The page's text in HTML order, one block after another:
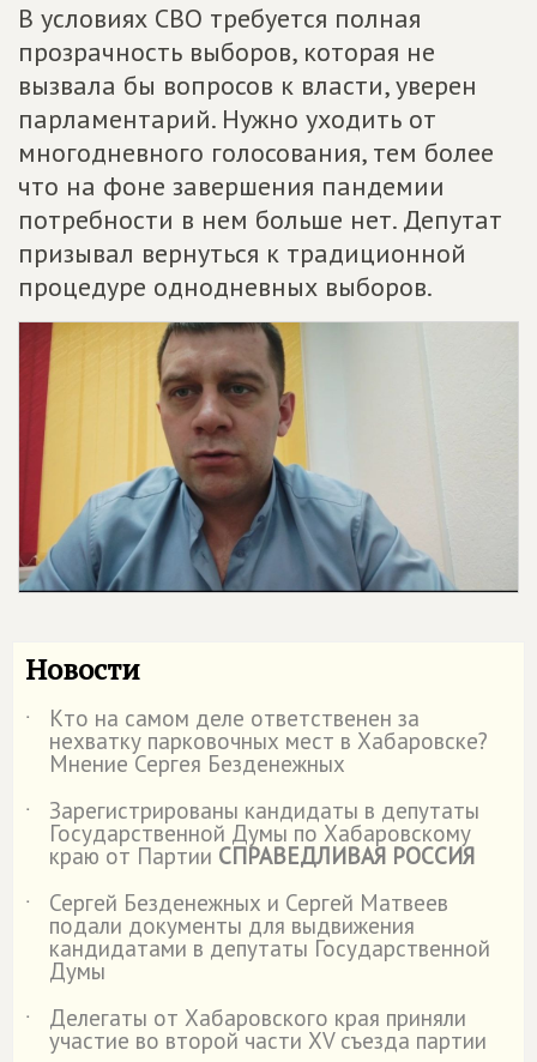
В условиях СВО требуется полная
прозрачность выборов, которая не
вызвала бы вопросов к власти, уверен
парламентарий. Нужно уходить от
многодневного голосования, тем более
что на фоне завершения пандемии
потребности в нем больше нет. Депутат
призывал вернуться к традиционной
процедуре однодневных выборов.
Новости
˙ Кто на самом деле ответственен за
нехватку парковочных мест в Хабаровске?
Мнение Сергея Безденежных
˙
Зарегистрированы кандидаты в депутаты
Государственной Думы по Хабаровскому
краю от Партии СПРАВЕДЛИВАЯ РОССИЯ
˙
Сергей Безденежных и Сергей Матвеев
подали документы для выдвижения
кандидатами в депутаты Государственной
Думы
˙
Делегаты от Хабаровского края приняли
участие во второй части XV съезда партии